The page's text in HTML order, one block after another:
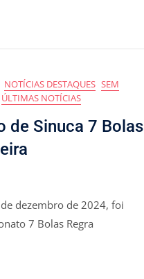
NOTÍCIAS DESTAQUES SEM
ÚLTIMAS NOTÍCIAS
de Sinuca 7 Bolas
dezembro de 2024, foi
7 Bolas Regra